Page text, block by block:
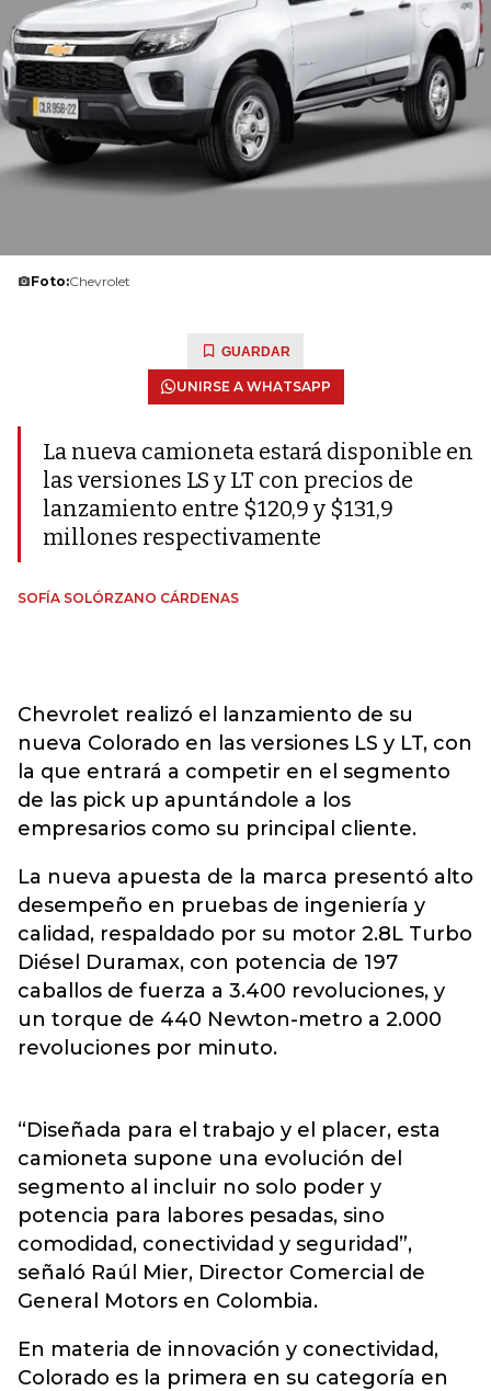
Foto:Chevrolet
GUARDAR
UNIRSE A WHATSAPP
La nueva camioneta estará disponible en
las versiones LS y LT con precios de
lanzamiento entre $120,9 y $131,9
millones respectivamente
SOFÍA SOLÓRZANO CÁRDENAS
Chevrolet realizó el lanzamiento de su
nueva Colorado en las versiones LS y LT, con
la que entrará a competir en el segmento
de las pick up apuntándole a los
empresarios como su principal cliente.
La nueva apuesta de la marca presentó alto
desempeño en pruebas de ingeniería y
calidad, respaldado por su motor 2.8L Turbo
Diésel Duramax, con potencia de 197
caballos de fuerza a 3.400 revoluciones, y
un torque de 440 Newton-metro a 2.000
revoluciones por minuto.
“Diseñada para el trabajo y el placer, esta
camioneta supone una evolución del
segmento al incluir no solo poder y
potencia para labores pesadas, sino
comodidad, conectividad y seguridad”,
señaló Raúl Mier, Director Comercial de
General Motors en Colombia.
En materia de innovación y conectividad,
Colorado es la primera en su categoría en